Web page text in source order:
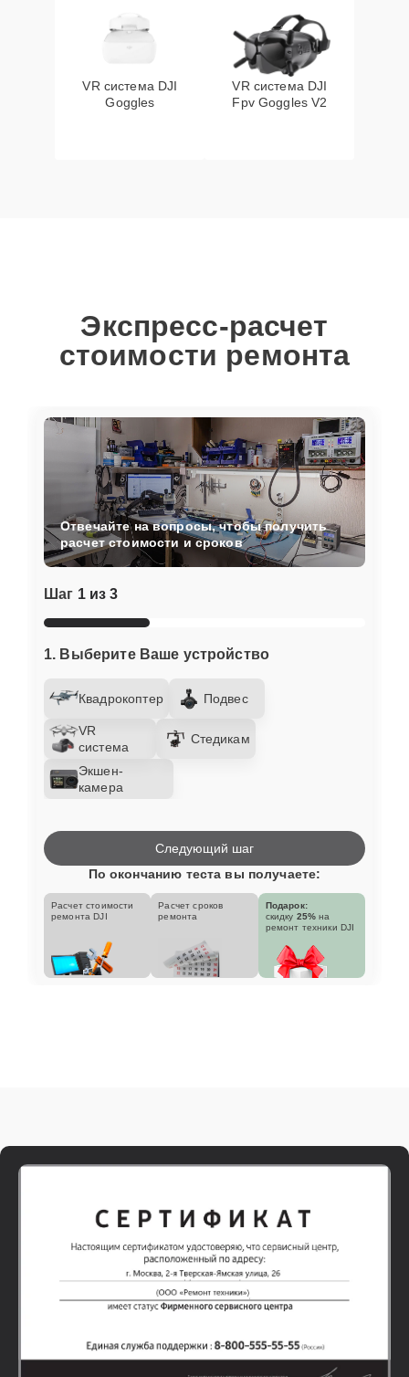
VR система DJI
Goggles
VR система DJI
Fpv Goggles V2
Экспресс-расчет
стоимости ремонта
Шаг 1 из 3
1. Выберите Ваше устройство
Квадрокоптер Подвес
VR
система
Стедикам
Экшен-
камера
Отвечайте на вопросы, чтобы получить
расчет стоимости и сроков
Следующий шаг
По окончанию теста вы получаете:
Расчет стоимости
ремонта DJI
Расчет сроков
ремонта
Подарок:
скидку 25% на
ремонт техники DJI